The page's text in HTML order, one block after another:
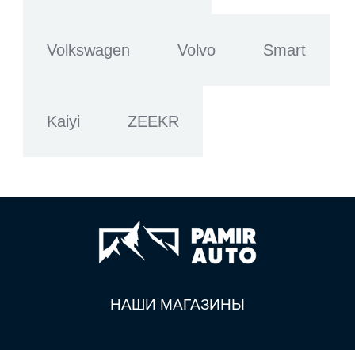
Volkswagen Volvo Smart
Kaiyi ZEEKR
НАШИ МАГАЗИНЫ